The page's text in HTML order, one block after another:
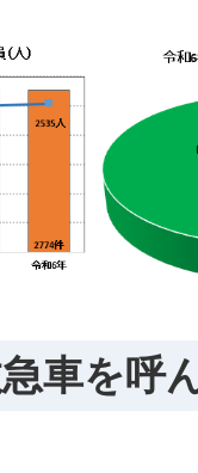
車を呼